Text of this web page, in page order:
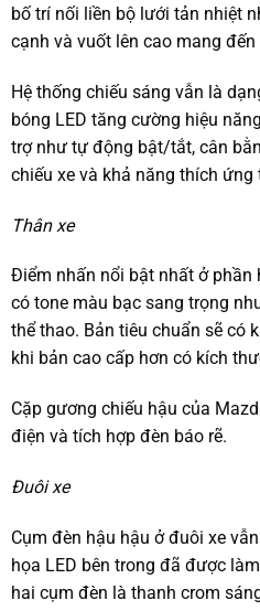
bố trí nối liền bộ lưới tản nhiệt
cạnh và vuốt lên cao mang
Hệ thống chiếu sáng vẫn là
bóng LED tăng cường hiệu
trợ như tự động bật/tắt, cân
chiếu xe và khả năng thích ứng
Thân xe
Điểm nhấn nổi bật nhất ở phần
có tone màu bạc sang trọng
thể thao. Bản tiêu chuẩn sẽ có
khi bản cao cấp hơn có kích
Cặp gương chiếu hậu của
điện và tích hợp đèn báo rẽ.
Đuôi xe
Cụm đèn hậu hậu ở đuôi xe
họa LED bên trong đã được
hai cụm đèn là thanh crom